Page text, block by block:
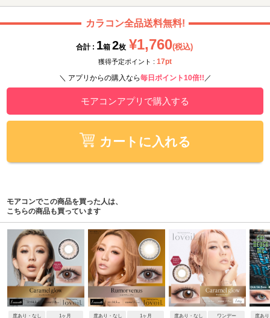
カラコン全品送料無料!
合計 : 1箱 2枚 ¥1,760(税込)
獲得予定ポイント : 17pt
＼ アプリからの購入なら毎日ポイント10倍!! ／
モアコンアプリで購入する
カートに入れる
モアコンでこの商品を買った人は、
こちらの商品も買っています
度あり・なし 1ヶ月 度あり・なし 1ヶ月 度あり・なし ワンデー 度あ